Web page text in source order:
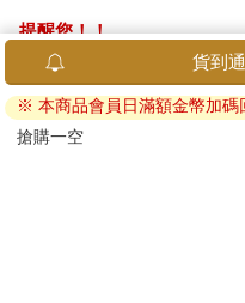
提醒您！！
金石堂及銀行均不會請您
ATM提款機，請不要聽從指
退換貨須知：
貨到
※ 本商品會員日滿額金幣加碼
搶購一空